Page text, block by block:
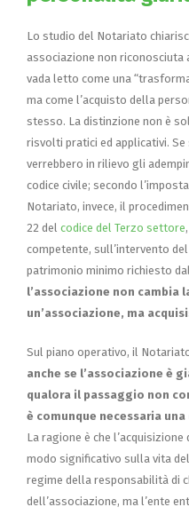
Lo studio del Notariato
associazione non riconosciuta
vada letto come una
ma come l’acquisto della
stesso. La distinzione non è
risvolti pratici ed applicativi.
verrebbero in rilievo gli
codice civile; secondo
Notariato, invece, il
22 del codice del Terzo settore
competente, sull’intervento
patrimonio minimo richiesto
l’associazione non cambia
un’associazione, ma
Sul piano operativo, il
anche se l’associazione è
qualora il passaggio non
è comunque necessaria
La ragione è che
modo significativo sulla vita
regime della responsabilità di
dell’associazione, ma l’ente